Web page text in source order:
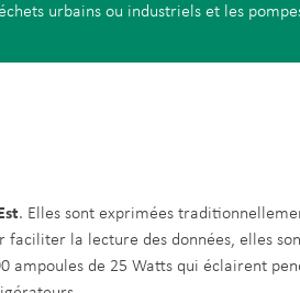
urbains ou industriels et les
. Elles sont exprimées
faciliter la lecture des données, elles
ampoules de 25 Watts qui éclairent